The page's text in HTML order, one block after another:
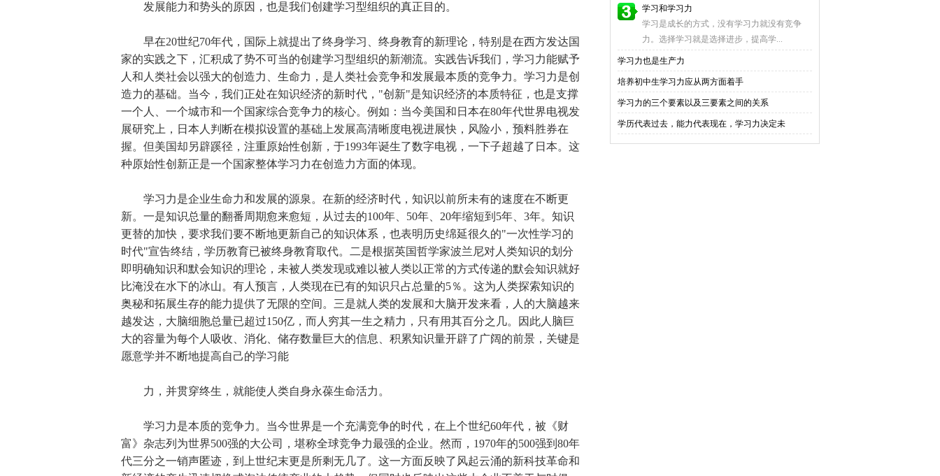
发展能力和势头的原因，也是我们创建学习型组织的真正目的。
早在20世纪70年代，国际上就提出了终身学习、终身教育的新理论，特别是在西方发达国
家的实践之下，汇积成了势不可当的创建学习型组织的新潮流。实践告诉我们，学习力能赋予
人和人类社会以强大的创造力、生命力，是人类社会竞争和发展最本质的竞争力。学习力是创
造力的基础。当今，我们正处在知识经济的新时代，"创新"是知识经济的本质特征，也是支撑
一个人、一个城市和一个国家综合竞争力的核心。例如：当今美国和日本在80年代世界电视发
展研究上，日本人判断在模拟设置的基础上发展高清晰度电视进展快，风险小，预料胜券在
握。但美国却另辟蹊径，注重原始性创新，于1993年诞生了数字电视，一下子超越了日本。这
种原始性创新正是一个国家整体学习力在创造力方面的体现。
学习力是企业生命力和发展的源泉。在新的经济时代，知识以前所未有的速度在不断更
新。一是知识总量的翻番周期愈来愈短，从过去的100年、50年、20年缩短到5年、3年。知识
更替的加快，要求我们要不断地更新自己的知识体系，也表明历史绵延很久的"一次性学习的
时代"宣告终结，学历教育已被终身教育取代。二是根据英国哲学家波兰尼对人类知识的划分
即明确知识和默会知识的理论，未被人类发现或难以被人类以正常的方式传递的默会知识就好
比淹没在水下的冰山。有人预言，人类现在已有的知识只占总量的5％。这为人类探索知识的
奥秘和拓展生存的能力提供了无限的空间。三是就人类的发展和大脑开发来看，人的大脑越来
越发达，大脑细胞总量已超过150亿，而人穷其一生之精力，只有用其百分之几。因此人脑巨
大的容量为每个人吸收、消化、储存数量巨大的信息、积累知识量开辟了广阔的前景，关键是
愿意学并不断地提高自己的学习能
力，并贯穿终生，就能使人类自身永葆生命活力。
学习力是本质的竞争力。当今世界是一个充满竞争的时代，在上个世纪60年代，被《财
富》杂志列为世界500强的大公司，堪称全球竞争力最强的企业。然而，1970年的500强到80年
代三分之一销声匿迹，到上世纪末更是所剩无几了。这一方面反映了风起云涌的新科技革命和
学习和学习力
学习是成长的方式，没有学习力就没有竞争
力。选择学习就是选择进步，提高学...
学习力也是生产力
培养初中生学习力应从两方面着手
学习力的三个要素以及三要素之间的关系
学历代表过去，能力代表现在，学习力决定未